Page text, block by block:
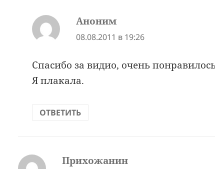
Аноним
08.08.2011 в 19:26
Спасибо за видио, очень
Я плакала.
ОТВЕТИТЬ
Прихожанин